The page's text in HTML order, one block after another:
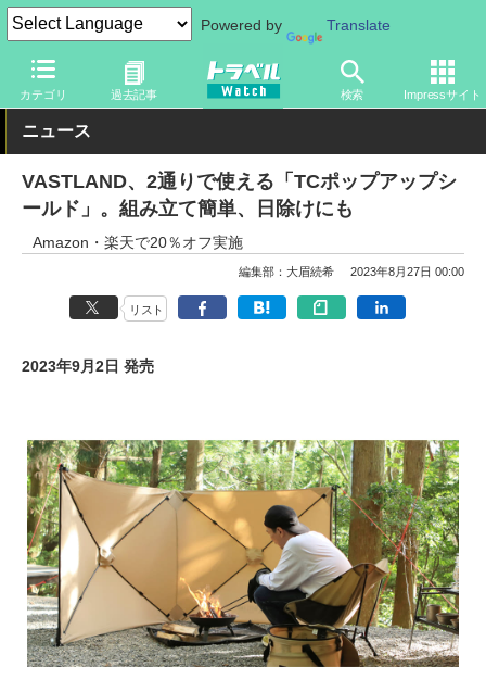
Powered by Translate
カテゴリ 過去記事 検索 Impressサイト
トラベル Watch 旅のアイテム 旅行グッズ アウトドア用品
ニュース
VASTLAND、2通りで使える「TCポップアップシ
ールド」。組み立て簡単、日除けにも
Amazon・楽天で20％オフ実施
編集部：大眉続希 2023年8月27日 00:00
リスト
2023年9月2日 発売